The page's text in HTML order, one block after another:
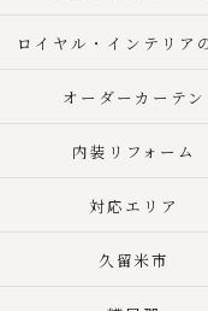
ロイヤル・インテリア
オーダーカーテン
内装リフォーム
対応エリア
久留米市